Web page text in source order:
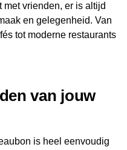
met vrienden, er is altijd
en gelegenheid. Van
tot moderne restaurants
voor ieder wat wils.
Gent of Brugge.
er wordt genoten
de Diner Cadeaubon
belevenis.
van jouw
is heel eenvoudig